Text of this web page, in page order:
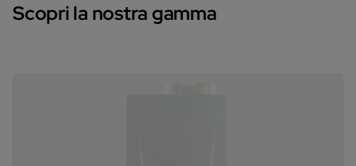
Scopri la nostra gamma